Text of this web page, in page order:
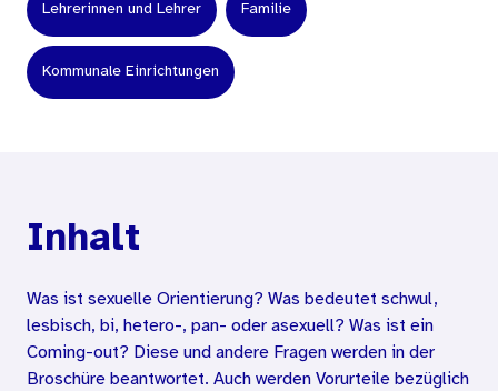
Lehrerinnen und Lehrer Familie
Kommunale Einrichtungen
Inhalt
Was ist sexuelle Orientierung? Was bedeutet schwul,
lesbisch, bi, hetero-, pan- oder asexuell? Was ist ein
Coming-out? Diese und andere Fragen werden in der
Broschüre beantwortet. Auch werden Vorurteile bezüglich